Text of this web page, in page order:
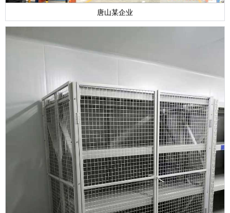
唐山某企业